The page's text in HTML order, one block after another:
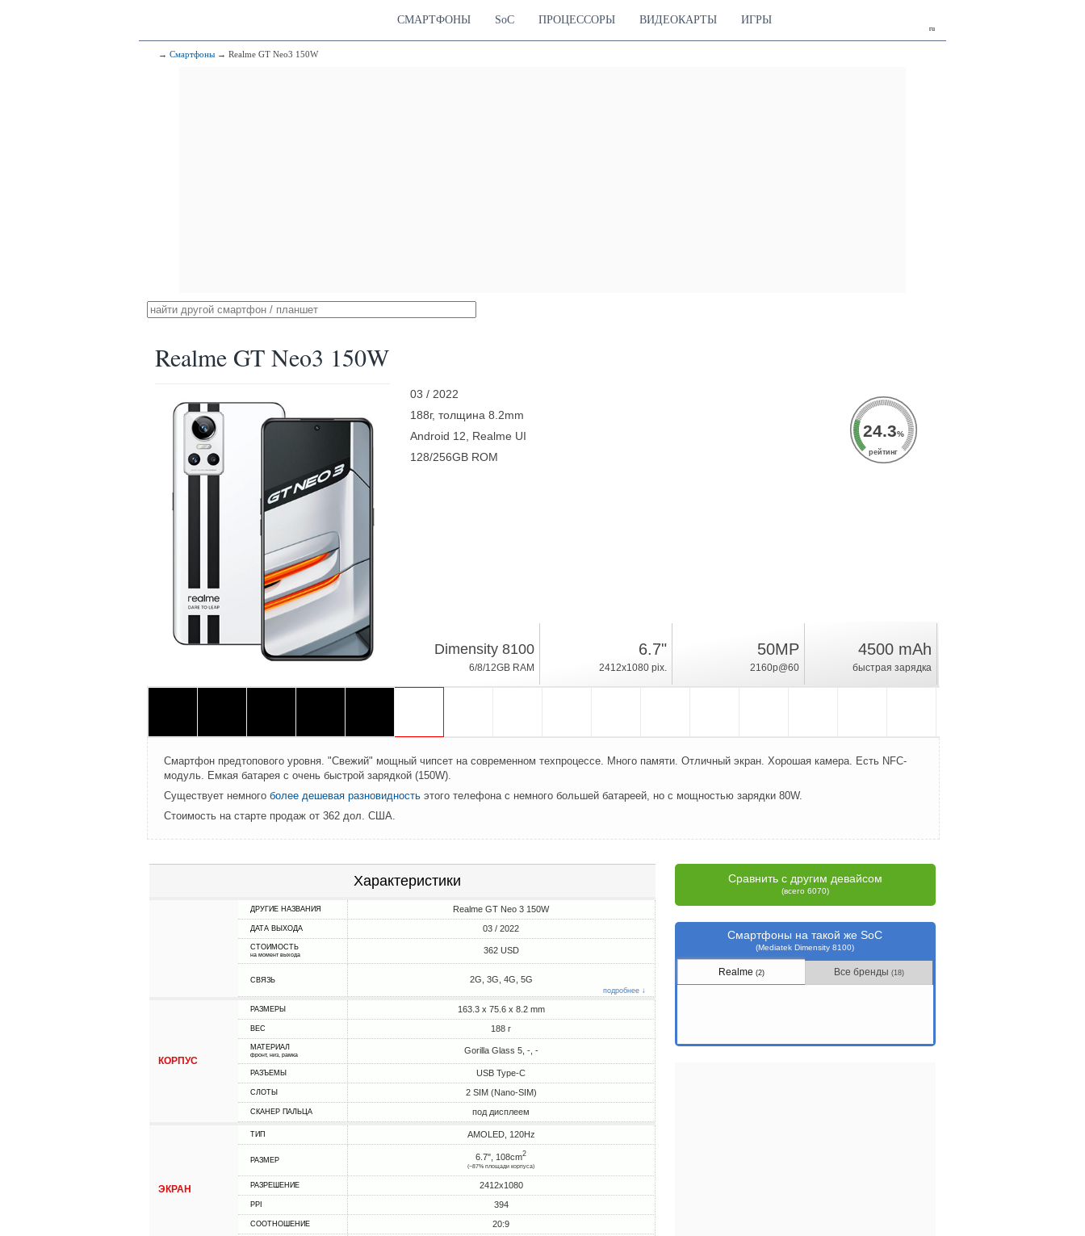
ru
СМАРТФОНЫ SoC ПРОЦЕССОРЫ ВИДЕОКАРТЫ ИГРЫ
→ Смартфоны → Realme GT Neo3 150W
Realme GT Neo3 150W
03 / 2022
188г, толщина 8.2mm
Android 12, Realme UI
128/256GB ROM
24.3%
рейтинг
Dimensity 8100
6/8/12GB RAM
6.7"
2412x1080 pix.
50MP
2160p@60
4500 mAh
быстрая зарядка
Смартфон предтопового уровня. "Свежий" мощный чипсет на современном техпроцессе. Много памяти. Отличный экран. Хорошая камера. Есть NFC-
модуль. Емкая батарея с очень быстрой зарядкой (150W).
Существует немного более дешевая разновидностьэтого телефона с немного большей батареей, но с мощностью зарядки 80W.
Стоимость на старте продаж от 362 дол. США.
Характеристики
ДРУГИЕ НАЗВАНИЯ Realme GT Neo 3 150W
ДАТА ВЫХОДА 03 / 2022
СТОИМОСТЬ
на момент выхода 362 USD
СВЯЗЬ 2G, 3G, 4G, 5G
подробнее ↓
КОРПУС
РАЗМЕРЫ 163.3 x 75.6 x 8.2 mm
ВЕС 188 г
МАТЕРИАЛ
фронт, низ, рамка Gorilla Glass 5, -, -
РАЗЪЕМЫ USB Type-C
СЛОТЫ 2 SIM (Nano-SIM)
СКАНЕР ПАЛЬЦА под дисплеем
ЭКРАН
ТИП AMOLED, 120Hz
РАЗМЕР 6.7", 108cm2
(~87% площади корпуса)
РАЗРЕШЕНИЕ 2412x1080
PPI 394
СООТНОШЕНИЕ 20:9
Сравнить с другим девайсом
(всего 6070)
Смартфоны на такой же SoC
(Mediatek Dimensity 8100)
Realme (2) Все бренды (18)